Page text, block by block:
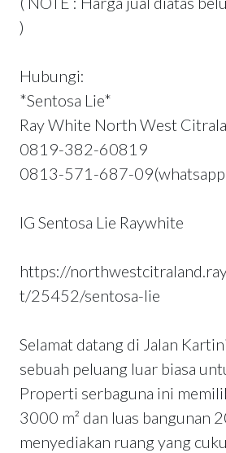
)
Hubungi:
*Sentosa Lie*
Ray White North West
0819-382-60819
0813-571-687-09(whatsapp
IG Sentosa Lie Raywhite
https://
t/25452/sentosa-lie
Selamat datang di Jalan
sebuah peluang luar biasa
Properti serbaguna ini
3000 m² dan luas bangunan
menyediakan ruang yang